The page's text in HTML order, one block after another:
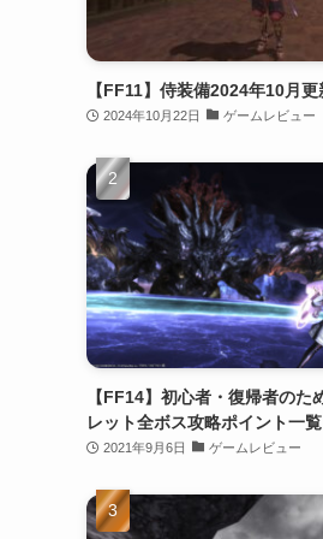
【FF11】侍装備2024年10月更
2024年10月22日 ゲームレビュー
【FF14】初心者・復帰者のた
レット全ボス攻略ポイント一覧
2021年9月6日 ゲームレビュー